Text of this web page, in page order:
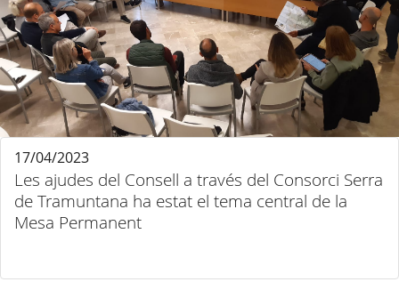
Les ajudes del Consell a través del Consorci Serra
de Tramuntana ha estat el tema central de la
Mesa Permanent
17/04/2023